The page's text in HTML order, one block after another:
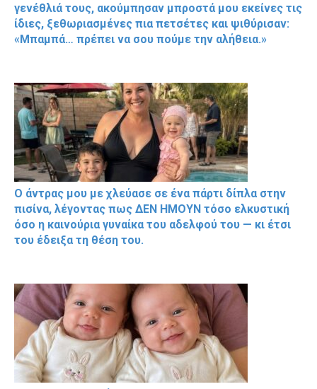
γενέθλιά τους, ακούμπησαν μπροστά μου εκείνες τις
ίδιες, ξεθωριασμένες πια πετσέτες και ψιθύρισαν:
«Μπαμπά… πρέπει να σου πούμε την αλήθεια.»
Ο άντρας μου με χλεύασε σε ένα πάρτι δίπλα στην
πισίνα, λέγοντας πως ΔΕΝ ΗΜΟΥΝ τόσο ελκυστική
όσο η καινούρια γυναίκα του αδελφού του — κι έτσι
του έδειξα τη θέση του.